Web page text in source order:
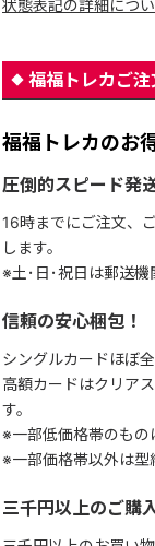
状態表記の詳細につ
福福トレカご注
福福トレカのお
圧倒的スピード発
16時までにご注文、
します。
※土･日･祝日は郵送機
信頼の安心梱包！
シングルカードほぼ
高額カードはクリア
す。
※一部低価格帯のもの
※一部価格帯以外は型
三千円以上のご購